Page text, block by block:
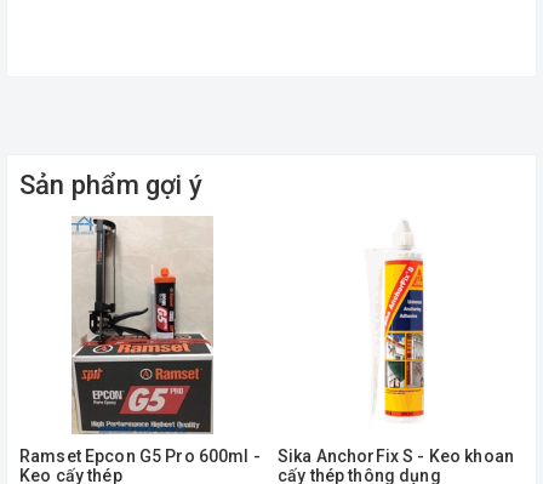
Sản phẩm gợi ý
Ramset Epcon G5 Pro 600ml -
Keo cấy thép
Sika AnchorFix S - Keo khoan
cấy thép thông dụng